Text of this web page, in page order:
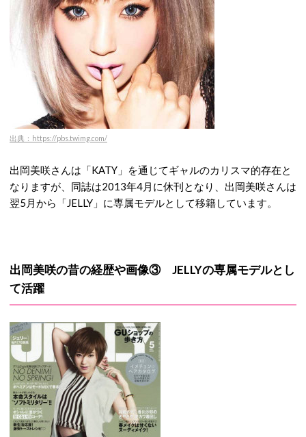
出典：https://pbs.twimg.com/
出岡美咲さんは「KATY」を通じてギャルのカリスマ的存在と
なりますが、同誌は2013年4月に休刊となり、出岡美咲さんは
翌5月から「JELLY」に専属モデルとして移籍しています。
出岡美咲の昔の経歴や画像③ JELLYの専属モデルとし
て活躍